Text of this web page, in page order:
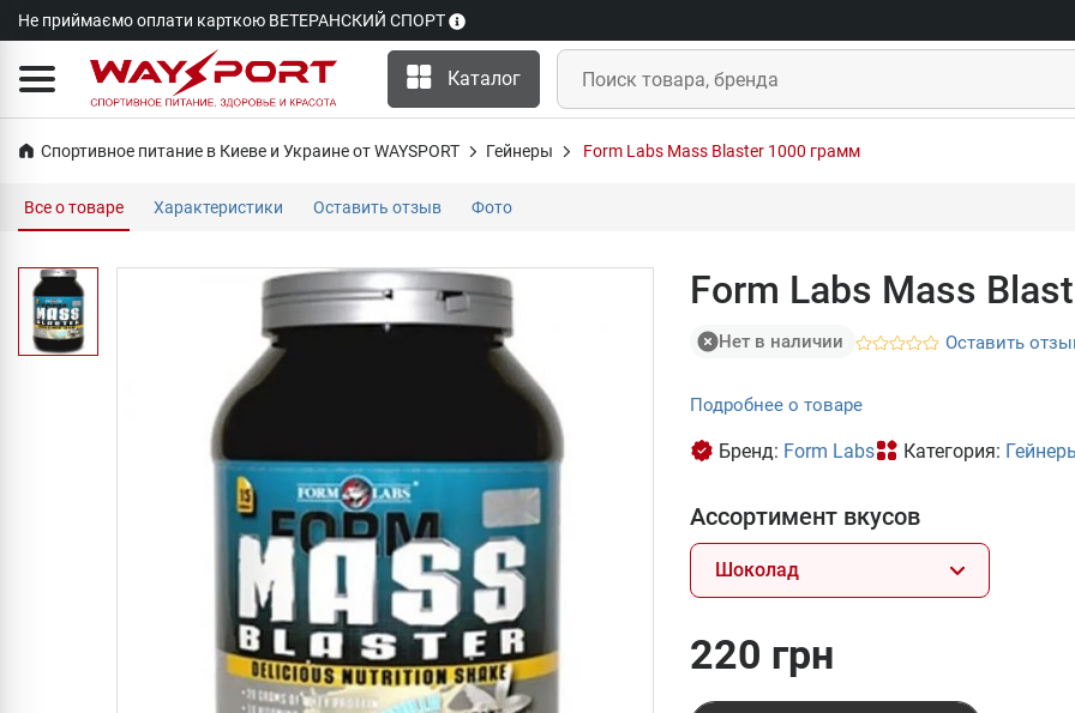
Не приймаємо оплати карткою ВЕТЕРАНСКИЙ СПОРТ
Каталог
Спортивное питание в Киеве и Украине от WAYSPORT Гейнеры Form Labs Mass Blaster 1000 грамм
Все о товаре Характеристики Оставить отзыв Фото
Form Labs Mass
Нет в наличии Оставить
Подробнее о товаре
Бренд: Form Labs Категория:
Ассортимент вкусов
Шоколад
220 грн